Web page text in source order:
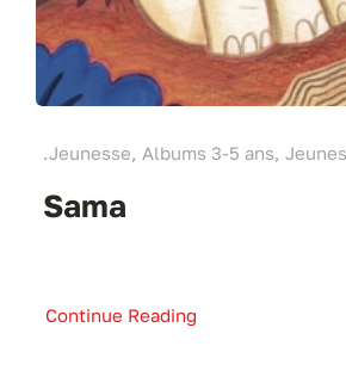
.Jeunesse, Albums 3-5 ans,
Sama
Continue Reading